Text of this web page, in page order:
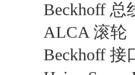
Beckhoff 总
ALCA 滚轮
Beckhoff 接